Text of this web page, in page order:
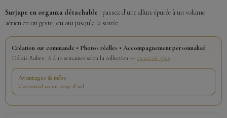
Surjupe en organza détachable : passez d’une allure épurée à un volume
aérien en un geste, du oui jusqu’à la soirée.
Création sur commande • Photos réelles • Accompagnement personnalisé
Délais Robes : 6 à 10 semaines selon la collection — en savoir plus
Avantages & infos
L’essentiel en un coup d’œil